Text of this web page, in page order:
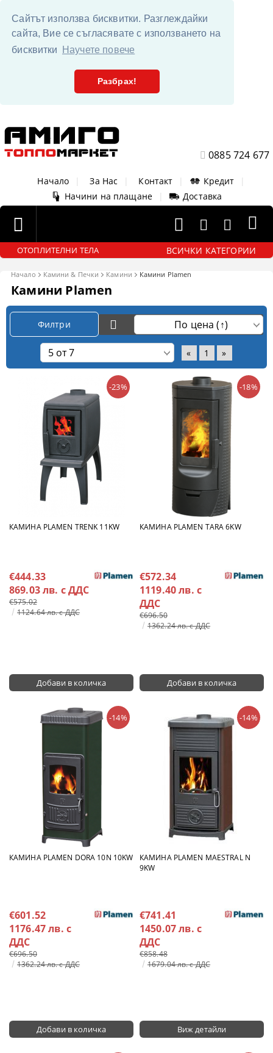
Сайтът използва бисквитки. Разглеждайки
сайта, Вие се съгласявате с използването на
бисквитки
Научете повече
Разбрах!
0885 724 677
Начало За Нас Контакт Кредит
Начини на плащане
Доставка
ОТОПЛИТЕЛНИ ТЕЛА ВСИЧКИ КАТЕГОРИИ
Начало Камини & Печки Камини Камини Plamen
Камини Plamen
Филтри
« 1 »
КАМИНА PLAMEN TRENK 11KW
-23%
€444.33
869.03 лв. с ДДС
€575.02
1124.64 лв. с ДДС
КАМИНА PLAMEN TARA 6KW
-18%
€572.34
1119.40 лв. с
ДДС
€696.50
1362.24 лв. с ДДС
КАМИНА PLAMEN DORA 10N 10KW
-14%
€601.52
1176.47 лв. с
ДДС
€696.50
1362.24 лв. с ДДС
КАМИНА PLAMEN MAESTRAL N
9KW
-14%
€741.41
1450.07 лв. с
ДДС
€858.48
1679.04 лв. с ДДС
Виж детайли